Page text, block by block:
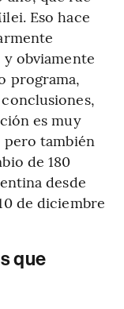
Eso hace
obviamente
programa,
es muy
también
de 180
desde
de diciembre
que